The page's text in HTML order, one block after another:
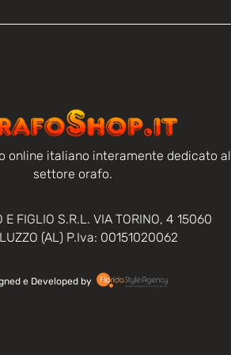
online italiano interamente dedicato al
settore orafo.
E FIGLIO S.R.L. VIA TORINO, 4 15060
(AL) P.Iva: 00151020062
Designed e Developed by‏‏‎ ‎